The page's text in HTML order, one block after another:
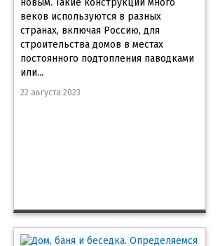
веков используются в разных
странах, включая Россию, для
строительства домов в местах
постоянного подтопления паводками
или...
22 августа 2023